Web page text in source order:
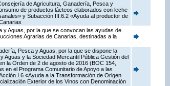
de Agricultura, Ganadería, Pesca y
de productos lácteos elaborados con leche
y Subacción III.6.2 «Ayuda al productor de
y Aguas, por la que se convocan las ayudas de
Agrarias de Canarias, destinadas a la
Pesca y Aguas, por la que se dispone la
y la Sociedad Mercantil Pública Gestión del
la Orden de 2 de agosto de 2016 (BOC 154,
en el Programa Comunitario de Apoyo a las
I.6 «Ayuda a la Transformación de Origen
Exterior de los Vinos con Denominación